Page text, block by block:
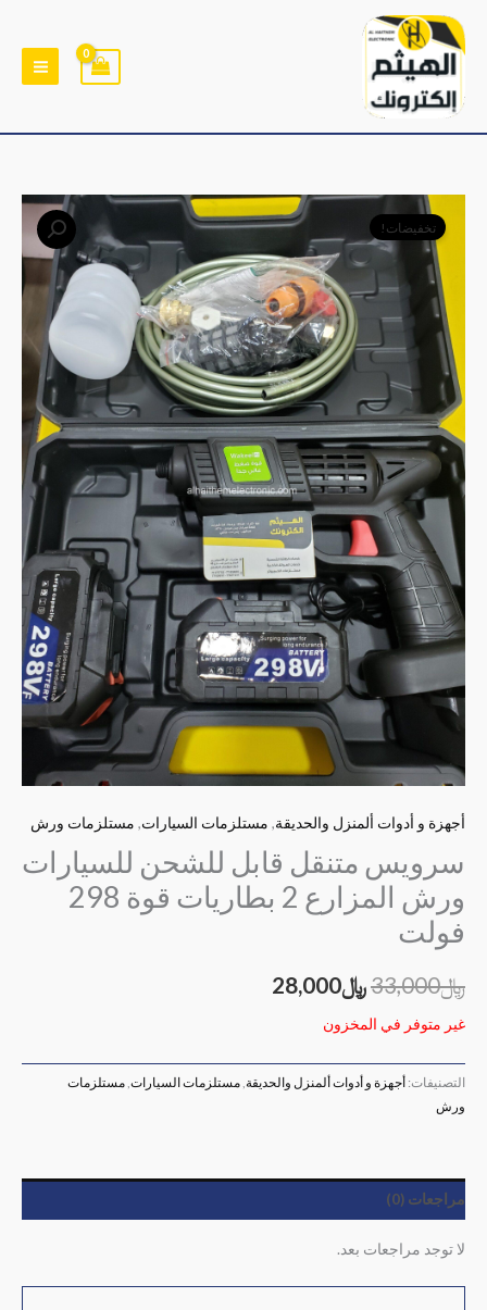
تخطي
المحتوى
تخفيضات!
أجهزة و أدوات ألمنزل والحديقة, مستلزمات السيارات, مستلزمات ورش
سرويس متنقل قابل للشحن للسيارات
ورش المزارع 2 بطاريات قوة 298
فولت
﷼33,000
الأصلي
هو:
﷼33,000.
﷼28,000
السعر
الحالي
هو:
﷼28,000.
غير متوفر في المخزون
التصنيفات: أجهزة و أدوات ألمنزل والحديقة مستلزمات السيارات مستلزمات
ورش
مراجعات (0)
لا توجد مراجعات بعد.